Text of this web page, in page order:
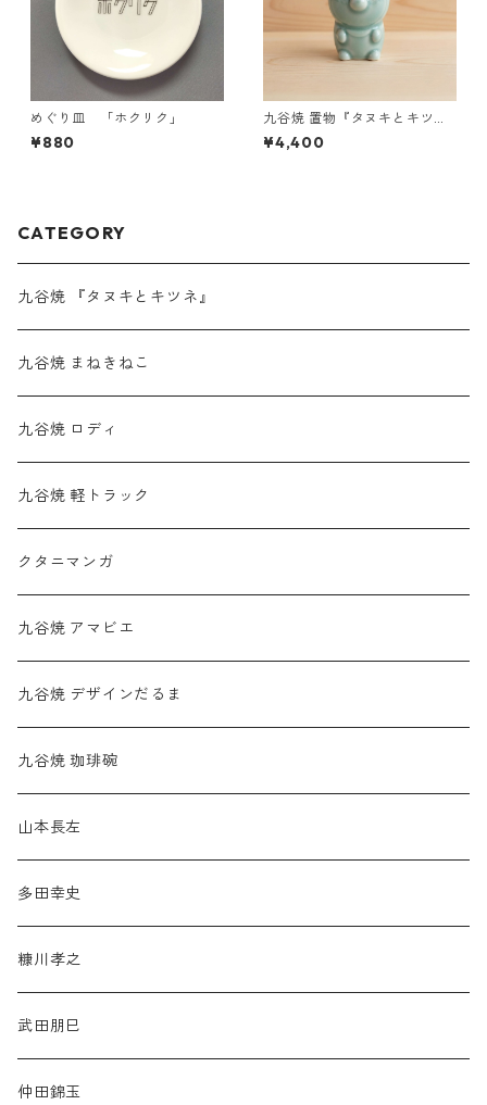
めぐり皿 「ホクリク」
¥880
九谷焼 置物『タヌキとキツ
ネ』タヌキ（青磁釉）
¥4,400
CATEGORY
九谷焼 『タヌキとキツネ』
九谷焼 まねきねこ
九谷焼 ロディ
九谷焼 軽トラック
クタニマンガ
九谷焼 アマビエ
九谷焼 デザインだるま
九谷焼 珈琲碗
山本長左
多田幸史
糠川孝之
武田朋巳
仲田錦玉